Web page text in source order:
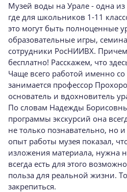
Музей воды на Урале - одна
где для школьников 1-11
это могут быть полноценные
образовательные игры,
сотрудники РосНИИВХ.
бесплатно! Расскажем, что
Чаще всего работой именно
занимается профессор
основатель и вдохновитель
По словам Надежды
программы экскурсий она
не только познавательно, но
опыт работы музея показал,
изложения материала, нужна
всегда есть для этого
польза для реальной жизни.
закрепиться.